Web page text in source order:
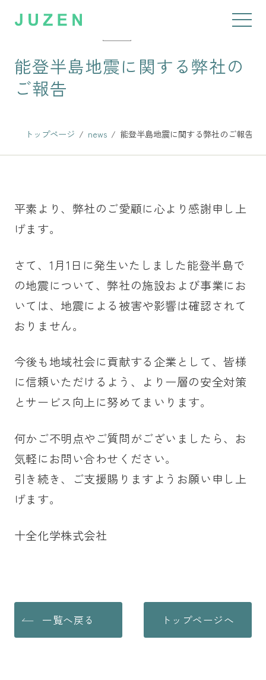
能登半島地震に関する弊社の
ご報告
トップページ news 能登半島地震に関する弊社のご報告
平素より、弊社のご愛顧に心より感謝申し上
げます。
さて、1月1日に発生いたしました能登半島で
の地震について、弊社の施設および事業にお
いては、地震による被害や影響は確認されて
おりません。
今後も地域社会に貢献する企業として、皆様
に信頼いただけるよう、より一層の安全対策
とサービス向上に努めてまいります。
何かご不明点やご質問がございましたら、お
気軽にお問い合わせください。
引き続き、ご支援賜りますようお願い申し上
げます。
十全化学株式会社
一覧へ戻る トップページへ